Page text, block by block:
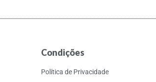
Condições
Política de Privacidade